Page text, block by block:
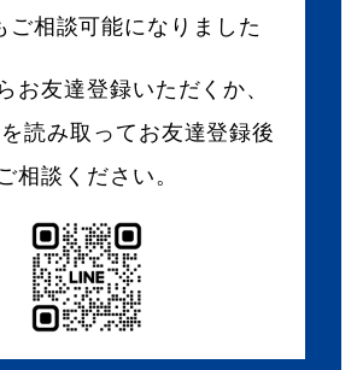
ご相談可能になりました
お友達登録いただくか、
読み取ってお友達登録後
相談ください。